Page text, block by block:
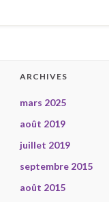
ARCHIVES
mars 2025
août 2019
juillet 2019
septembre 2015
août 2015